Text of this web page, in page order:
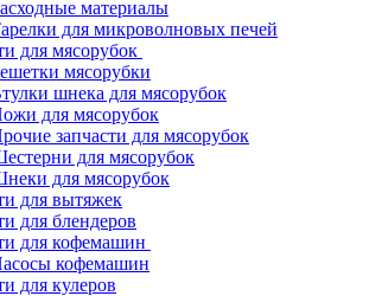
материалы
для микроволновых печей
для мясорубок
мясорубки
шнека для мясорубок
для мясорубок
запчасти для мясорубок
для мясорубок
для мясорубок
для вытяжек
для блендеров
для кофемашин
кофемашин
для кулеров